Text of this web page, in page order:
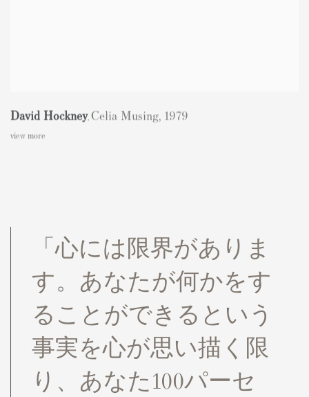
David Hockney,Celia Musing, 1979
view more
「心には限界がありま
す。あなたが何かをす
ることができるという
事実を心が思い描く限
り、あなた100パーセ